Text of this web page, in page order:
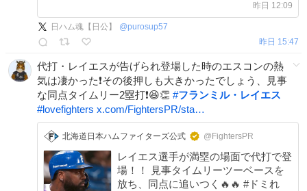
昨日 12:09
日ハム魂【日公】 @purosup57
昨日 15:47
代打・レイエスが告げられ登場した時のエスコンの熱
気は凄かった❗その後押しも大きかったでしょう、見事
な同点タイムリー2塁打❗😆👏 #フランミル・レイエス
#lovefighters x.com/FightersPR/sta…
北海道日本ハムファイターズ公式 @FightersPR
レイエス選手が満塁の場面で代打で登
場！！ 見事タイムリーツーベースを
放ち、同点に追いつく🔥🔥 #ドミれ